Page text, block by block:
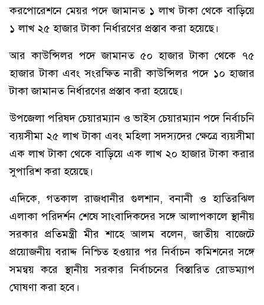
করপোরেশনে মেয়র পদে জামানত ১ লাখ টাকা থেকে বাড়িয়ে
১ লাখ ২৫ হাজার টাকা নির্ধারণের প্রস্তাব করা হয়েছে।
আর কাউন্সিলর পদে জামানত ৫০ হাজার টাকা থেকে ৭৫
হাজার টাকা এবং সংরক্ষিত নারী কাউন্সিলর পদে ১০ হাজার
টাকা জামানত নির্ধারণের প্রস্তাব করা হয়েছে।
উপজেলা পরিষদ চেয়ারম্যান ও ভাইস চেয়ারম্যান পদে নির্বাচনি
ব্যয়সীমা ২৫ লাখ টাকা এবং মহিলা সদস্যদের ক্ষেত্রে ব্যয়সীমা
এক লাখ টাকা থেকে বাড়িয়ে এক লাখ ২০ হাজার টাকা করার
সুপারিশ করা হয়েছে।
এদিকে, গতকাল রাজধানীর গুলশান, বনানী ও হাতিরঝিল
এলাকা পরিদর্শন শেষে সাংবাদিকদের সঙ্গে আলাপকালে স্থানীয়
সরকার প্রতিমন্ত্রী মীর শাহে আলম বলেন, জাতীয় বাজেটে
প্রয়োজনীয় বরাদ্দ নিশ্চিত হওয়ার পর নির্বাচন কমিশনের সঙ্গে
সমন্বয় করে স্থানীয় সরকার নির্বাচনের বিস্তারিত রোডম্যাপ
ঘোষণা করা হবে।